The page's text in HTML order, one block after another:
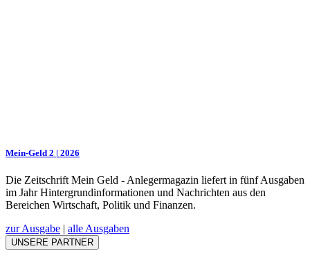
Mein-Geld 2 | 2026
Die Zeitschrift Mein Geld - Anlegermagazin liefert in fünf Ausgaben
im Jahr Hintergrundinformationen und Nachrichten aus den
Bereichen Wirtschaft, Politik und Finanzen.
zur Ausgabe | alle Ausgaben
UNSERE PARTNER